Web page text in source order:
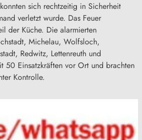
sich rechtzeitig in Sicherheit
verletzt wurde. Das Feuer
der Küche. Die alarmierten
Michelau, Wolfsloch,
Redwitz, Lettenreuth und
50 Einsatzkräften vor Ort und brachten
Kontrolle.